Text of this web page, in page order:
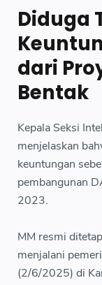
Diduga
dari
Bentak
Kepala Seksi
menjelaskan
keuntungan
pembangunan
2023.
MM resmi
menjalani
(2/6/2025) di